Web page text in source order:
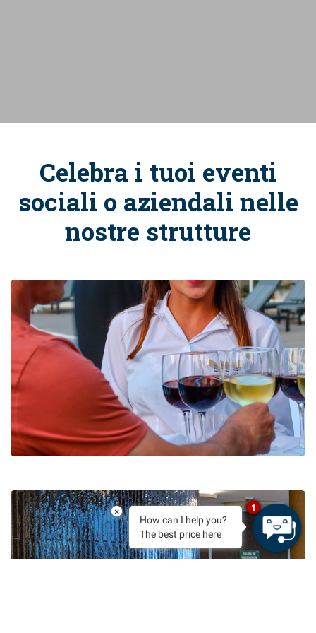
Celebra i tuoi eventi
sociali o aziendali nelle
nostre strutture
×
How can I help you?
The best price here
1